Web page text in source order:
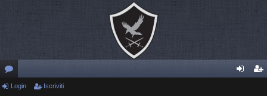
or Login Iscriviti